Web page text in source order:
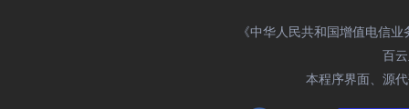
《中华人民共和国增值电信
百
本程序界面、源